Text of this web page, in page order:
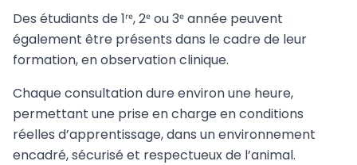
Des étudiants de 1ʳᵉ, 2ᵉ ou 3ᵉ année peuvent
également être présents dans le cadre de leur
formation, en observation clinique.
Chaque consultation dure environ une heure,
permettant une prise en charge en conditions
réelles d’apprentissage, dans un environnement
encadré, sécurisé et respectueux de l’animal.